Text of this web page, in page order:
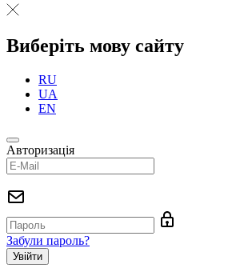
Виберіть мову сайту
RU
UA
EN
Авторизація
Забули пароль?